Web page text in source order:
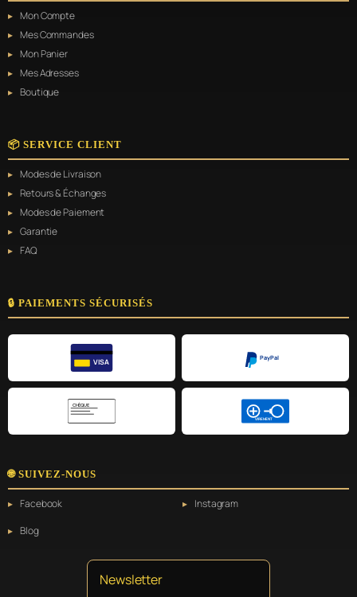
Mon Compte
Mes Commandes
Mon Panier
Mes Adresses
Boutique
📦 SERVICE CLIENT
Modes de Livraison
Retours & Échanges
Modes de Paiement
Garantie
FAQ
🔒 PAIEMENTS SÉCURISÉS
VISA
PayPal
CHÈQUE
VIREMENT
🌐 SUIVEZ-NOUS
Facebook
Instagram
Blog
Newsletter